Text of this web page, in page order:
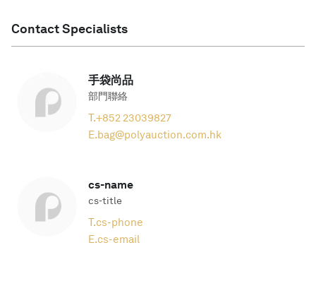
Contact Specialists
手袋尚品
部門聯絡
T.+852 23039827
E.bag@polyauction.com.hk
cs-name
cs-title
T.cs-phone
E.cs-email